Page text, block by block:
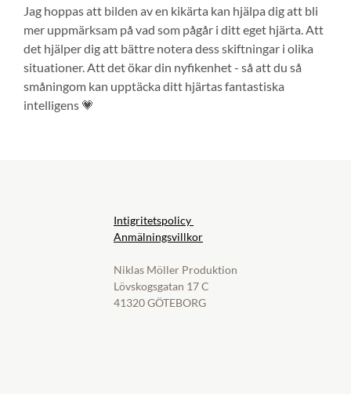
Jag hoppas att bilden av en kikärta kan hjälpa dig att bli
mer uppmärksam på vad som pågår i ditt eget hjärta. Att
det hjälper dig att bättre notera dess skiftningar i olika
situationer. Att det ökar din nyfikenhet - så att du så
småningom kan upptäcka ditt hjärtas fantastiska
intelligens 💗
Intigritetspolicy
Anmälningsvillkor
Niklas Möller Produktion
Lövskogsgatan 17 C
41320 GÖTEBORG